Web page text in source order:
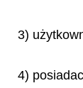
3)
4)